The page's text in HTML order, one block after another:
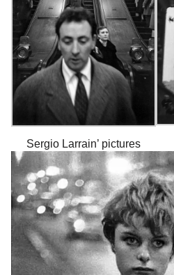
Sergio Larrain’ pictures